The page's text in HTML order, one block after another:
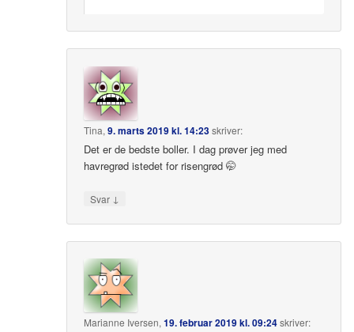
Tina,9. marts 2019 kl. 14:23skriver:
Det er de bedste boller. I dag prøver jeg med
havregrød istedet for risengrød 🤭
Svar ↓
Marianne Iversen,19. februar 2019 kl. 09:24skriver: